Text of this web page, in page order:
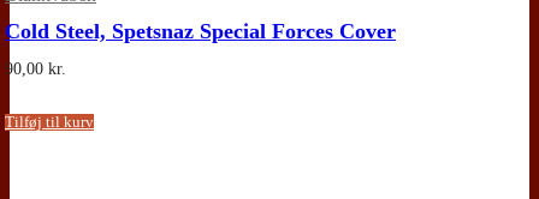
Cold Steel, Spetsnaz Special Forces Cover
90,00 kr.
Tilføj til kurv